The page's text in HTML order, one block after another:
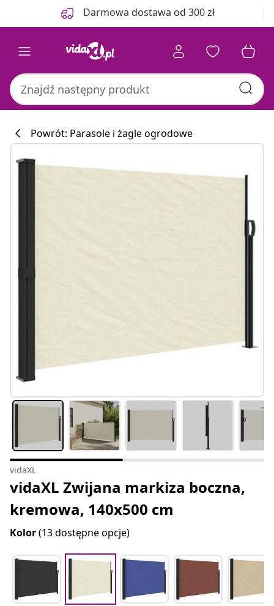
Darmowa dostawa od 300 zł
Powrót: Parasole i żagle ogrodowe
vidaXL
vidaXL Zwijana markiza boczna,
kremowa, 140x500 cm
Kolor(13 dostępne opcje)